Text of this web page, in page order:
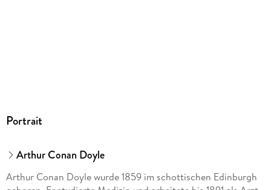
Portrait
Arthur Conan Doyle
Arthur Conan Doyle wurde 1859 im schottischen Edinburgh